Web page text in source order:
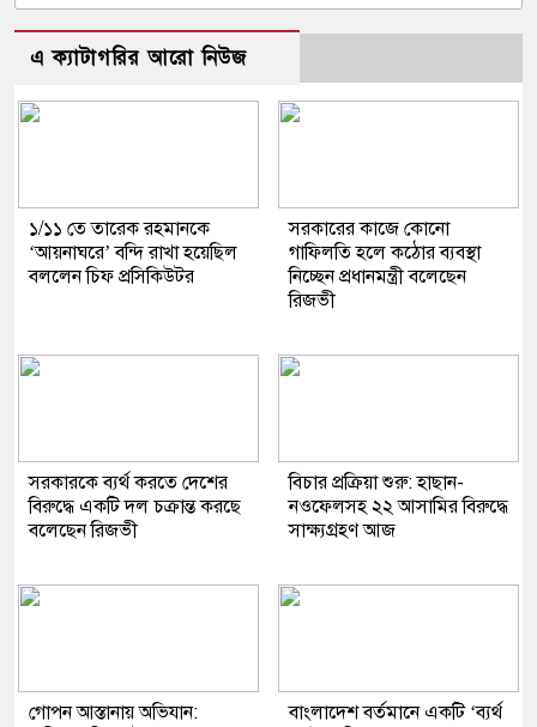
এ ক্যাটাগরির আরো নিউজ
১/১১ তে তারেক রহমানকে
‘আয়নাঘরে’ বন্দি রাখা হয়েছিল
বললেন চিফ প্রসিকিউটর
সরকারের কাজে কোনো
গাফিলতি হলে কঠোর ব্যবস্থা
নিচ্ছেন প্রধানমন্ত্রী বলেছেন
রিজভী
সরকারকে ব্যর্থ করতে দেশের
বিরুদ্ধে একটি দল চক্রান্ত করছে
বলেছেন রিজভী
বিচার প্রক্রিয়া শুরু: হাছান-
নওফেলসহ ২২ আসামির বিরুদ্ধে
সাক্ষ্যগ্রহণ আজ
গোপন আস্তানায় অভিযান:
বাংলাদেশ বর্তমানে একটি ‘ব্যর্থ